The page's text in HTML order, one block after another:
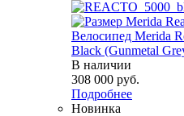
Велосипед Merida
Black (Gunmetal
В наличии
308 000 руб.
Подробнее
Новинка